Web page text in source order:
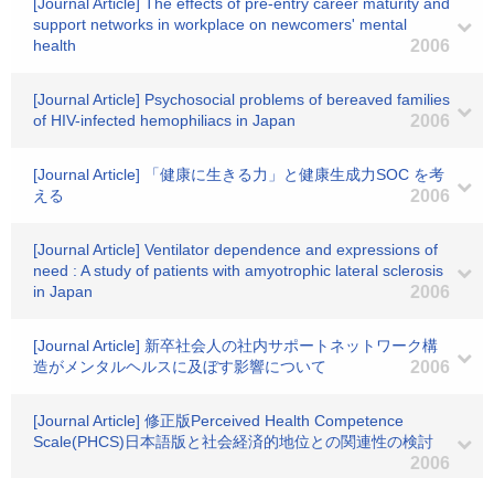
support networks in workplace on newcomers' mental
health
2006
[Journal Article] Psychosocial problems of bereaved families
of HIV-infected hemophiliacs in Japan
2006
[Journal Article] 「健康に生きる力」と健康生成力SOC を考
える
2006
[Journal Article] Ventilator dependence and expressions of
need : A study of patients with amyotrophic lateral sclerosis
in Japan
2006
[Journal Article] 新卒社会人の社内サポートネットワーク構
造がメンタルヘルスに及ぼす影響について
2006
[Journal Article] 修正版Perceived Health Competence
Scale(PHCS)日本語版と社会経済的地位との関連性の検討
2006